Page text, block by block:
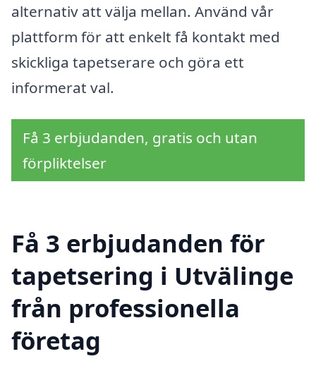
alternativ att välja mellan. Använd vår
plattform för att enkelt få kontakt med
skickliga tapetserare och göra ett
informerat val.
Få 3 erbjudanden, gratis och utan
förpliktelser
Få 3 erbjudanden för
tapetsering i Utvälinge
från professionella
företag